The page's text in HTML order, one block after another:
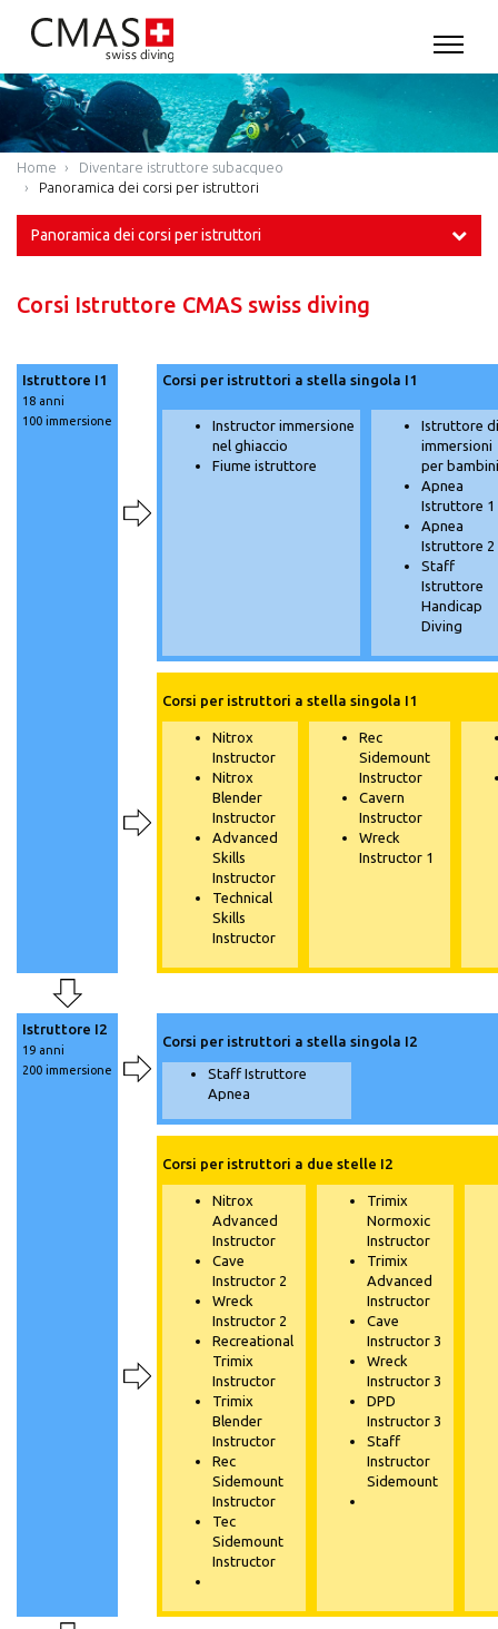
Home
Diventare istruttore subacqueo
Panoramica dei corsi per istruttori
Panoramica dei corsi per istruttori
Corsi Istruttore CMAS swiss diving
Istruttore I1
18 anni
100 immersione
Corsi per istruttori a stella singola I1
Instructor immersione
nel ghiaccio
Fiume istruttore
Istruttore di
immersioni
per bambini
Apnea
Istruttore 1
Apnea
Istruttore 2
Staff
Istruttore
Handicap
Diving
Corsi per istruttori a stella singola I1
Nitrox
Instructor
Nitrox
Blender
Instructor
Advanced
Skills
Instructor
Technical
Skills
Instructor
Rec
Sidemount
Instructor
Cavern
Instructor
Wreck
Instructor 1
Istruttore I2
19 anni
200 immersione
Corsi per istruttori a stella singola I2
Staff Istruttore
Apnea
Corsi per istruttori a due stelle I2
Nitrox
Advanced
Instructor
Cave
Instructor 2
Wreck
Instructor 2
Recreational
Trimix
Instructor
Trimix
Blender
Instructor
Rec
Sidemount
Instructor
Tec
Sidemount
Instructor
Trimix
Normoxic
Instructor
Trimix
Advanced
Instructor
Cave
Instructor 3
Wreck
Instructor 3
DPD
Instructor 3
​Staff
Instructor
Sidemount